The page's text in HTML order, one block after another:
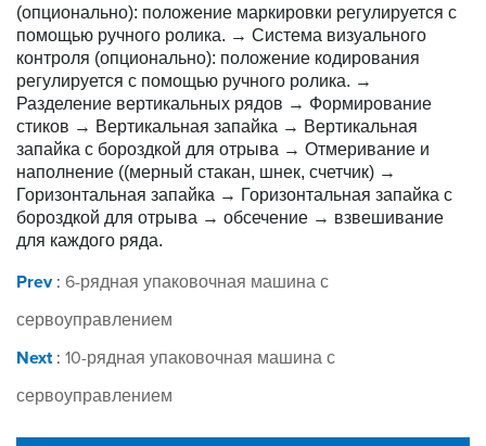
(опционально): положение маркировки регулируется с
помощью ручного ролика. → Система визуального
контроля (опционально): положение кодирования
регулируется с помощью ручного ролика. →
Разделение вертикальных рядов → Формирование
стиков → Вертикальная запайка → Вертикальная
запайка с бороздкой для отрыва → Отмеривание и
наполнение ((мерный стакан, шнек, счетчик) →
Горизонтальная запайка → Горизонтальная запайка с
бороздкой для отрыва → обсечение → взвешивание
для каждого ряда.
Prev: 6-рядная упаковочная машина с
сервоуправлением
Next: 10-рядная упаковочная машина с
сервоуправлением